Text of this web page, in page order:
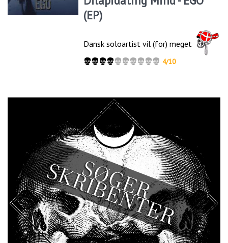
(EP)
Dansk soloartist vil (for) meget
4/10